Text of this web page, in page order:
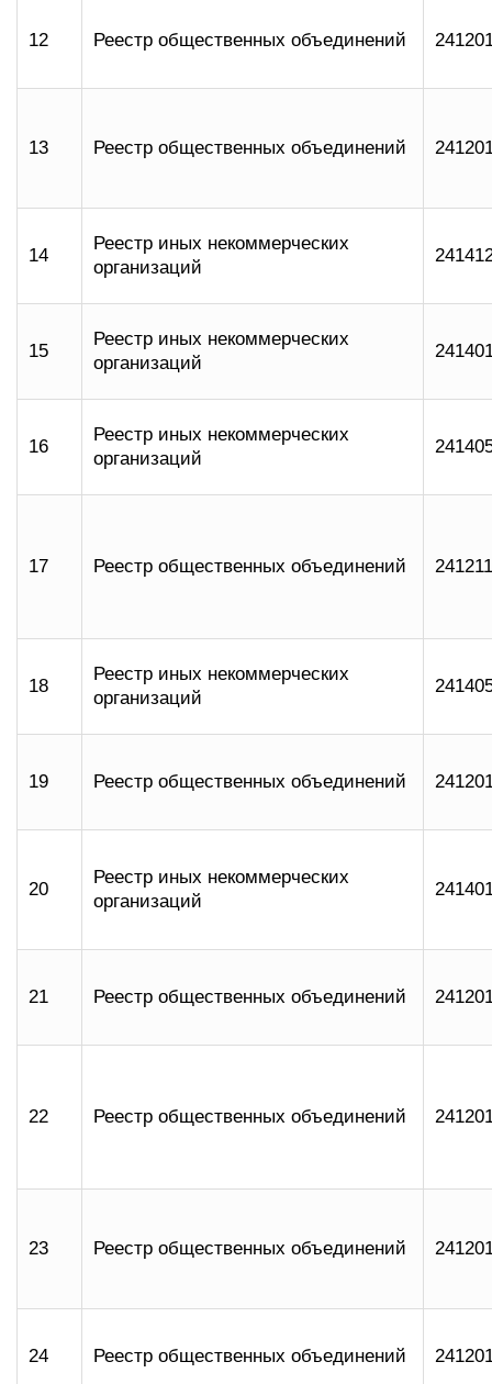
12 Реестр общественных объединений
13 Реестр общественных объединений
14
Реестр иных некоммерческих
организаций
15
Реестр иных некоммерческих
организаций
16
Реестр иных некоммерческих
организаций
17 Реестр общественных объединений
18
Реестр иных некоммерческих
организаций
19 Реестр общественных объединений
20
Реестр иных некоммерческих
организаций
21 Реестр общественных объединений
22 Реестр общественных объединений
23 Реестр общественных объединений
24 Реестр общественных объединений